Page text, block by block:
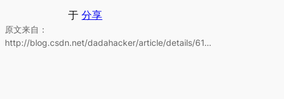
于分享
原文来自：
http://blog.csdn.net/dadahacker/article/details/61…